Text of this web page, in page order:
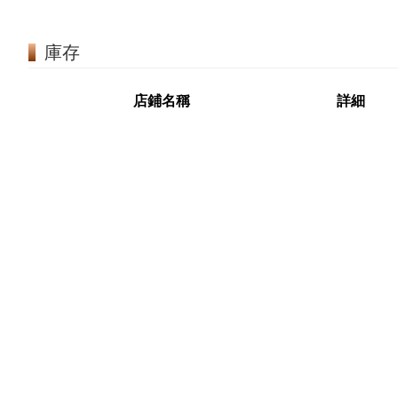
庫存
店鋪名稱 詳細